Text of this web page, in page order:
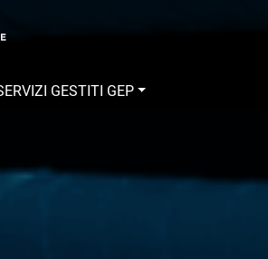
GESTITI GEP